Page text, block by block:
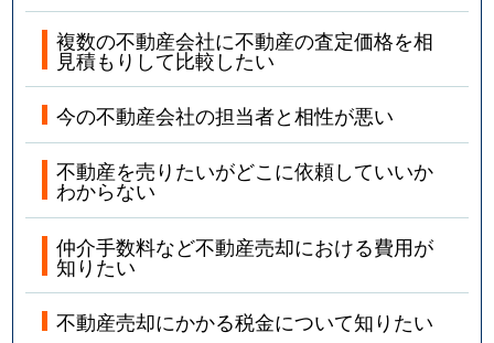
複数の不動産会社に不動産の査定価格を相
見積もりして比較したい
今の不動産会社の担当者と相性が悪い
不動産を売りたいがどこに依頼していいか
わからない
仲介手数料など不動産売却における費用が
知りたい
不動産売却にかかる税金について知りたい